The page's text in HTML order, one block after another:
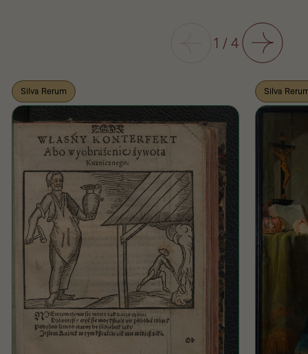
1 /4 Następny
Silva Rerum Silva